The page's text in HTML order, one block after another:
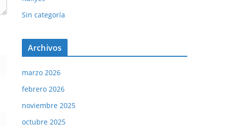
Sin categoría
Archivos
marzo 2026
febrero 2026
noviembre 2025
octubre 2025